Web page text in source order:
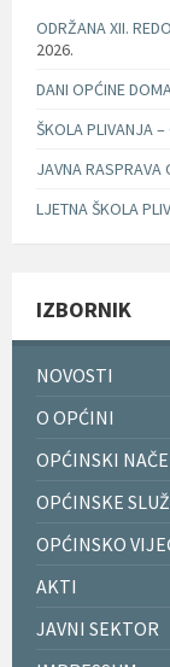
ODRŽANA XII.
2026.
DANI OPĆINE
ŠKOLA PLIVANJA
JAVNA RASPRAVA
LJETNA ŠKOLA
IZBORNIK
NOVOSTI
O OPĆINI
OPĆINSKI
OPĆINSKE
OPĆINSKO
AKTI
JAVNI SEKTOR